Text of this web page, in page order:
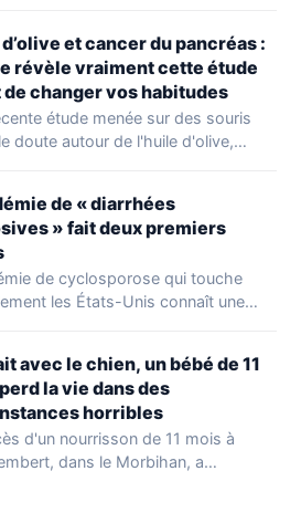
et cancer du pancréas :
révèle vraiment cette étude
de changer vos habitudes
étude menée sur des souris
doute autour de l'huile d'olive,…
de « diarrhées
» fait deux premiers
de cyclosporose qui touche
les États-Unis connaît une
avec le chien, un bébé de 11
la vie dans des
horribles
d'un nourrisson de 11 mois à
dans le Morbihan, a